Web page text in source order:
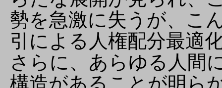
勢を急激に失うが、こ
引による人権配分最適
さらに、あらゆる人間
構造があることが明ら